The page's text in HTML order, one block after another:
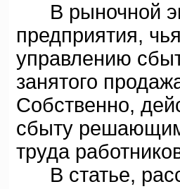
В рыночной
предприятия,
управлению
занятого
Собственно,
сбыту
труда
В статье,